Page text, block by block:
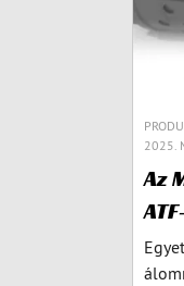
2025.
Az